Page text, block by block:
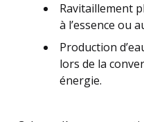
Ravitaillement
à l’essence ou
Production
lors de la
énergie.